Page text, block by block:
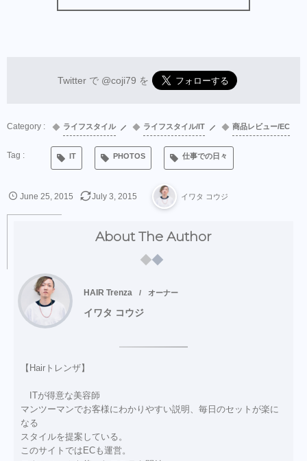
Twitter で @coji79 を
ライフスタイル ライフスタイル/IT 商品レビュー/EC
IT PHOTOS 仕事での日々
June 25 2015 July 3 2015 イワタ コウジ
About The Author
HAIR Trenza オーナー
イワタ コウジ
【Hairトレンザ】
ITが得意な美容師
マンツーマンでお客様にわかりやすい説明、毎日のセットが楽に
なる
スタイルを提案している。
このサイトではECも運営。